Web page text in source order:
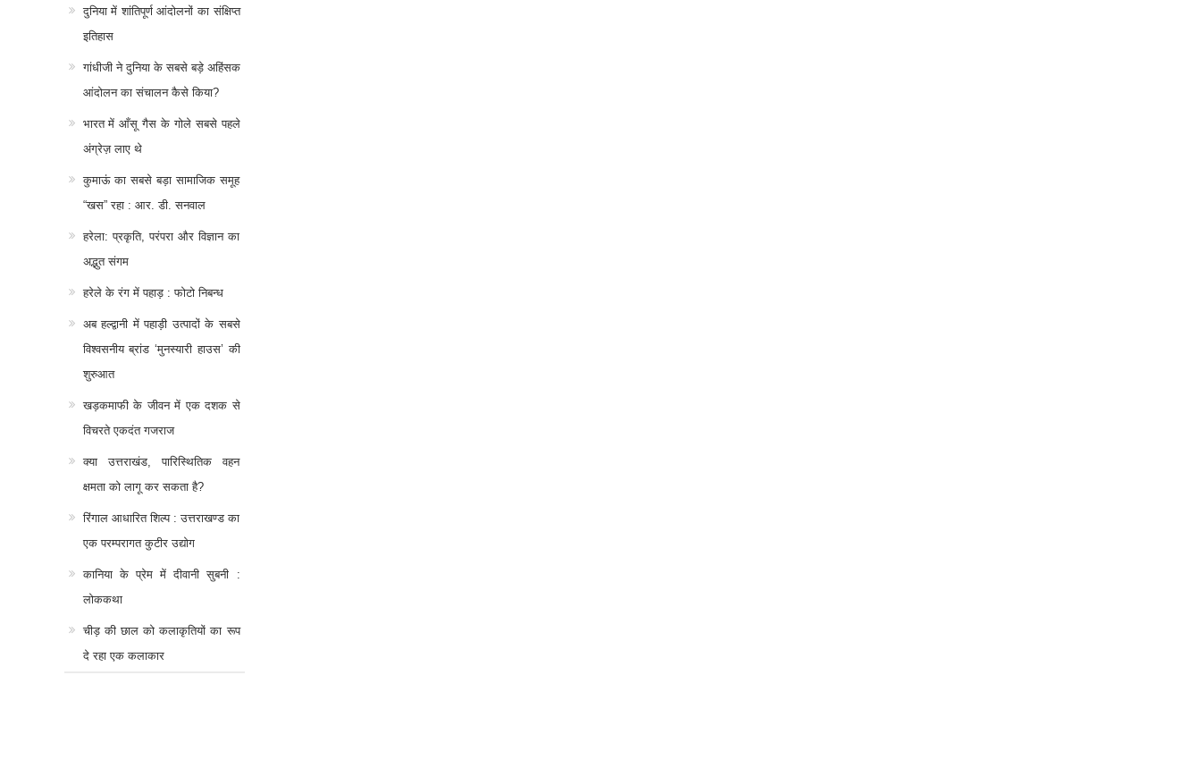
दुनिया में शांतिपूर्ण आंदोलनों का संक्षिप्त
इतिहास
गांधीजी ने दुनिया के सबसे बड़े अहिंसक
आंदोलन का संचालन कैसे किया?
भारत में आँसू गैस के गोले सबसे पहले
अंग्रेज़ लाए थे
कुमाऊं का सबसे बड़ा सामाजिक समूह
“खस” रहा : आर. डी. सनवाल
हरेला: प्रकृति, परंपरा और विज्ञान का
अद्भुत संगम
हरेले के रंग में पहाड़ : फोटो निबन्ध
अब हल्द्वानी में पहाड़ी उत्पादों के सबसे
विश्वसनीय ब्रांड ‘मुनस्यारी हाउस’ की
शुरुआत
खड़कमाफी के जीवन में एक दशक से
विचरते एकदंत गजराज
क्या उत्तराखंड, पारिस्थितिक वहन
क्षमता को लागू कर सकता है?
रिंगाल आधारित शिल्प : उत्तराखण्ड का
एक परम्परागत कुटीर उद्योग
कानिया के प्रेम में दीवानी सुबनी :
लोककथा
चीड़ की छाल को कलाकृतियों का रूप
दे रहा एक कलाकार